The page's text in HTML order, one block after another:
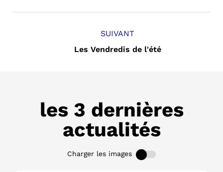
SUIVANT
Les Vendredis de l'été
les 3 dernières
actualités
Charger les images